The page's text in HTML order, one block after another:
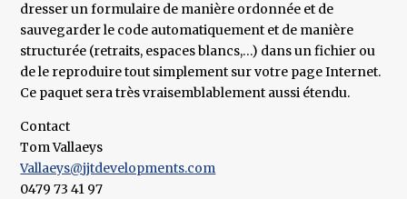
dresser un formulaire de manière ordonnée et de
sauvegarder le code automatiquement et de manière
structurée (retraits, espaces blancs,…) dans un fichier ou
de le reproduire tout simplement sur votre page Internet.
Ce paquet sera très vraisemblablement aussi étendu.
Contact
Tom Vallaeys
Vallaeys@jjtdevelopments.com
0479 73 41 97